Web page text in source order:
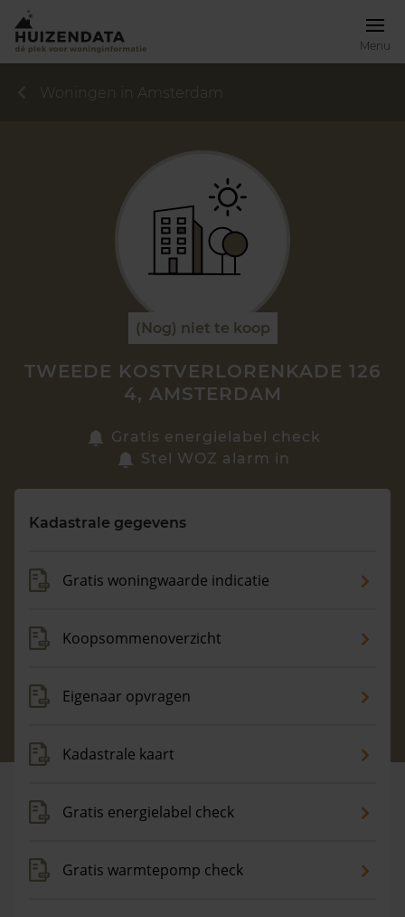
Menu
Vragen? Neem contact met ons op
088 220 4200
Woningen in Amsterdam
(Nog) niet te koop
TWEEDE KOSTVERLORENKADE 126
4, AMSTERDAM
Gratis energielabel check
Stel WOZ alarm in
Kadastrale gegevens
Gratis woningwaarde indicatie
Koopsommenoverzicht
Eigenaar opvragen
Kadastrale kaart
Gratis energielabel check
Gratis warmtepomp check